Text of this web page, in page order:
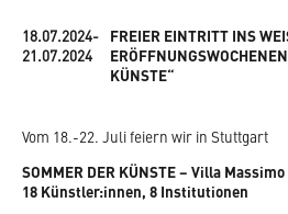
ADRESSE UND
EMMAS
18.07.2024-
21.07.2024
FREIER EINTRITT INS
KÜNSTE“
Vom 18.-22. Juli feiern wir in Stuttgart
SOMMER DER KÜNSTE – Villa
18 Künstler:innen, 8 Institutionen